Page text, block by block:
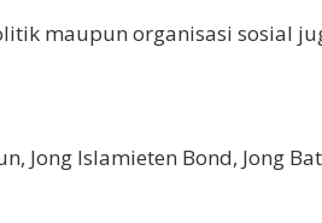
maupun organisasi sosial
Jong Islamieten Bond, Jong